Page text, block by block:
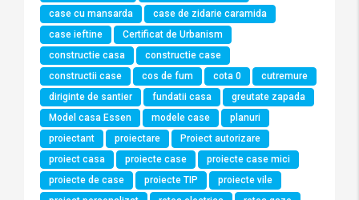
case cu mansarda
case de zidarie caramida
case ieftine
Certificat de Urbanism
constructie casa
constructie case
constructii case
cos de fum cota 0
cutremure
diriginte de santier
fundatii casa
greutate zapada
Model casa Essen
modele case
planuri
proiectant
proiectare
Proiect autorizare
proiect casa
proiecte case
proiecte case mici
proiecte de case
proiecte TIP
proiecte vile